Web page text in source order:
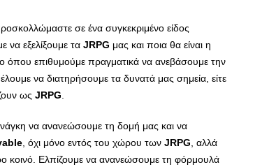
σε ένα συγκεκριμένο είδος
εξελίξουμε τα JRPG μας και ποια θα είναι η
όπου επιθυμούμε πραγματικά να ανεβάσουμε την
να διατηρήσουμε τα δυνατά μας σημεία, είτε
ως JRPG
να ανανεώσουμε τη δομή μας και να
, όχι μόνο εντός του χώρου των JRPG , αλλά
κοινό. Ελπίζουμε να ανανεώσουμε τη φόρμουλά